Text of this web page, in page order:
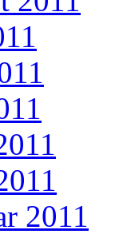
2011